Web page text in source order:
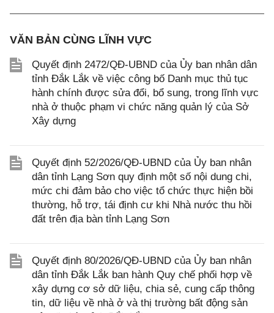
VĂN BẢN CÙNG LĨNH VỰC
Quyết định 2472/QĐ-UBND của Ủy ban nhân dân
tỉnh Đắk Lắk về việc công bố Danh mục thủ tục
hành chính được sửa đổi, bổ sung, trong lĩnh vực
nhà ở thuộc phạm vi chức năng quản lý của Sở
Xây dựng
Quyết định 52/2026/QĐ-UBND của Ủy ban nhân
dân tỉnh Lạng Sơn quy định một số nội dung chi,
mức chi đảm bảo cho việc tổ chức thực hiện bồi
thường, hỗ trợ, tái định cư khi Nhà nước thu hồi
đất trên địa bàn tỉnh Lạng Sơn
Quyết định 80/2026/QĐ-UBND của Ủy ban nhân
dân tỉnh Đắk Lắk ban hành Quy chế phối hợp về
xây dựng cơ sở dữ liệu, chia sẻ, cung cấp thông
tin, dữ liệu về nhà ở và thị trường bất động sản